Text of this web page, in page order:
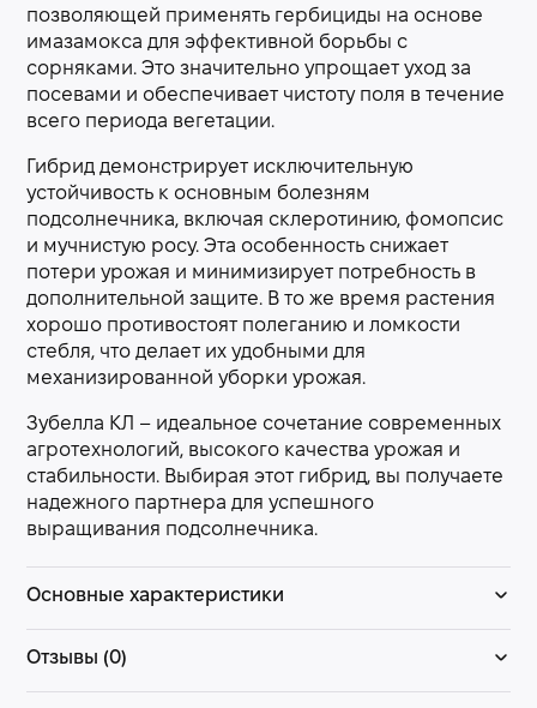
позволяющей применять гербициды на основе
имазамокса для эффективной борьбы с
сорняками. Это значительно упрощает уход за
посевами и обеспечивает чистоту поля в течение
всего периода вегетации.
Гибрид демонстрирует исключительную
устойчивость к основным болезням
подсолнечника, включая склеротинию, фомопсис
и мучнистую росу. Эта особенность снижает
потери урожая и минимизирует потребность в
дополнительной защите. В то же время растения
хорошо противостоят полеганию и ломкости
стебля, что делает их удобными для
механизированной уборки урожая.
Зубелла КЛ – идеальное сочетание современных
агротехнологий, высокого качества урожая и
стабильности. Выбирая этот гибрид, вы получаете
надежного партнера для успешного
выращивания подсолнечника.
Основные характеристики
Отзывы (0)